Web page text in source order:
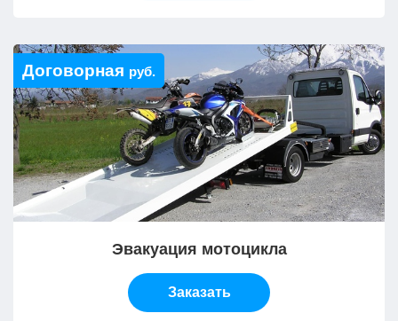
Договорная руб.
Эвакуация мотоцикла
Заказать